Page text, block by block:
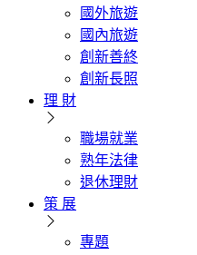
國外旅遊
國內旅遊
創新善終
創新長照
理 財
職場就業
熟年法律
退休理財
策 展
專題